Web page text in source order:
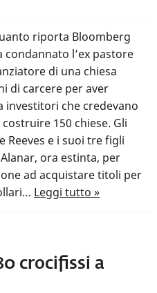
riporta Bloomberg
condannato l’ex pastore
di una chiesa
di carcere per aver
investitori che credevano
150 chiese. Gli
Reeves e i suoi tre figli
ora estinta, per
ad acquistare titoli per
Leggi tutto »
crocifissi a